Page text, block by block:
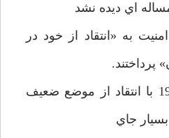
اي ديده نشد
به «انتقاد از خود در
پرداختند.
تايمز مالي در 19/12/67 با انتقاد از موضع ضعيف
جاي